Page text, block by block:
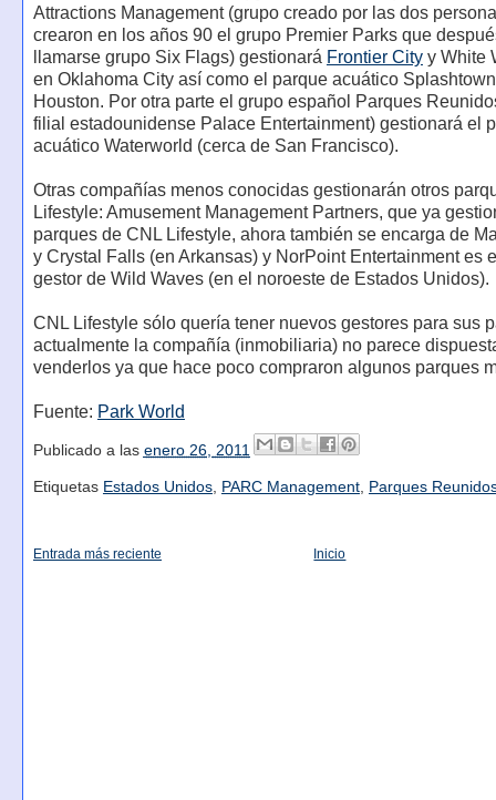
Attractions Management (grupo creado por las dos
crearon en los años 90 el grupo Premier Parks que
llamarse grupo Six Flags) gestionará Frontier Cityy White
en Oklahoma City así como el parque acuático
Houston. Por otra parte el grupo español Parques
filial estadounidense Palace Entertainment) gestionará el
acuático Waterworld (cerca de San Francisco).
Otras compañías menos conocidas gestionarán otros
Lifestyle: Amusement Management Partners, que ya
parques de CNL Lifestyle, ahora también se encarga de
y Crystal Falls (en Arkansas) y NorPoint Entertainment es
gestor de Wild Waves (en el noroeste de Estados Unidos).
CNL Lifestyle sólo quería tener nuevos gestores para sus
actualmente la compañía (inmobiliaria) no parece
venderlos ya que hace poco compraron algunos parques
Fuente: Park World
Publicado a las enero 26, 2011
Etiquetas Estados Unidos, PARC Management, Parques
Entrada más reciente Inicio